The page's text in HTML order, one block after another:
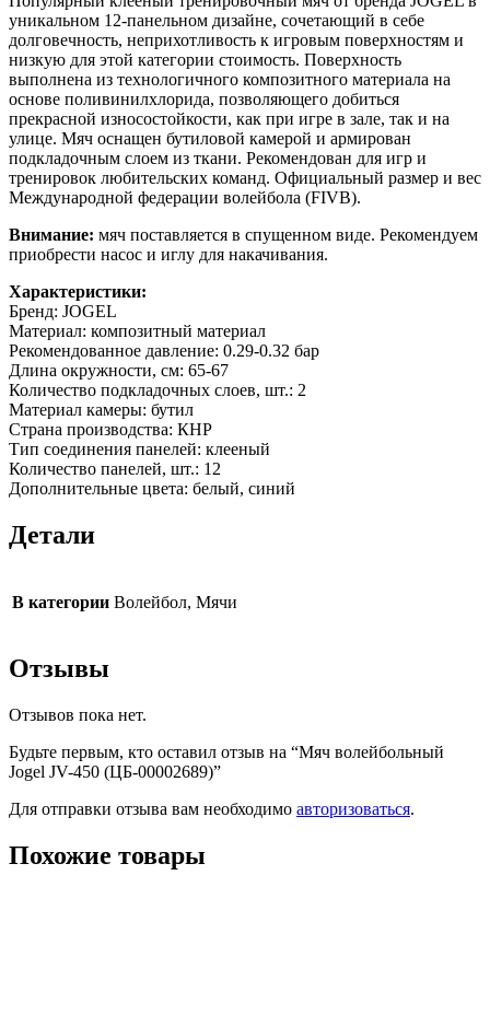
уникальном 12-панельном дизайне, сочетающий в себе
долговечность, неприхотливость к игровым поверхностям и
низкую для этой категории стоимость. Поверхность
выполнена из технологичного композитного материала на
основе поливинилхлорида, позволяющего добиться
прекрасной износостойкости, как при игре в зале, так и на
улице. Мяч оснащен бутиловой камерой и армирован
подкладочным слоем из ткани. Рекомендован для игр и
тренировок любительских команд. Официальный размер и вес
Международной федерации волейбола (FIVB).
Внимание: мяч поставляется в спущенном виде. Рекомендуем
приобрести насос и иглу для накачивания.
Характеристики:
Бренд: JOGEL
Материал: композитный материал
Рекомендованное давление: 0.29-0.32 бар
Длина окружности, см: 65-67
Количество подкладочных слоев, шт.: 2
Материал камеры: бутил
Страна производства: КНР
Тип соединения панелей: клееный
Количество панелей, шт.: 12
Дополнительные цвета: белый, синий
Детали
В категории Волейбол, Мячи
Отзывы
Отзывов пока нет.
Будьте первым, кто оставил отзыв на “Мяч волейбольный
Jogel JV-450 (ЦБ-00002689)”
Для отправки отзыва вам необходимо авторизоваться.
Похожие товары